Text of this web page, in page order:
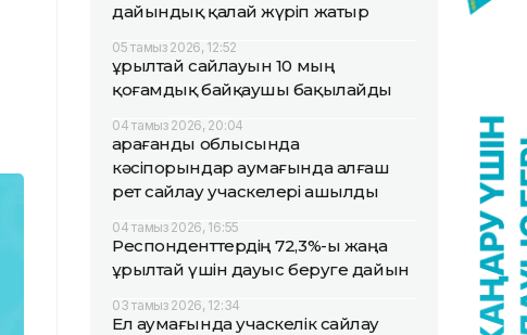
дайындық қалай жүріп жатыр
05 тамыз 2026, 12:52
Құрылтай сайлауын 10 мың
қоғамдық байқаушы бақылайды
04 тамыз 2026, 20:04
Қарағанды облысында
кәсіпорындар аумағында алғаш
рет сайлау учаскелері ашылды
04 тамыз 2026, 16:55
Респонденттердің 72,3%-ы жаңа
Құрылтай үшін дауыс беруге дайын
03 тамыз 2026, 12:34
Ел аумағында учаскелік сайлау